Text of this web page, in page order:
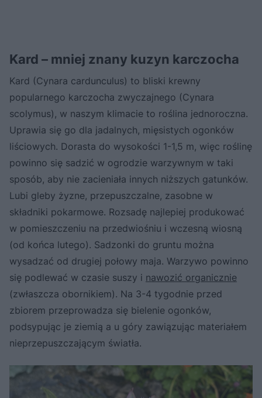
Kard – mniej znany kuzyn karczocha
Kard (Cynara cardunculus) to bliski krewny
popularnego karczocha zwyczajnego (Cynara
scolymus), w naszym klimacie to roślina jednoroczna.
Uprawia się go dla jadalnych, mięsistych ogonków
liściowych. Dorasta do wysokości 1-1,5 m, więc roślinę
powinno się sadzić w ogrodzie warzywnym w taki
sposób, aby nie zacieniała innych niższych gatunków.
Lubi gleby żyzne, przepuszczalne, zasobne w
składniki pokarmowe. Rozsadę najlepiej produkować
w pomieszczeniu na przedwiośniu i wczesną wiosną
(od końca lutego). Sadzonki do gruntu można
wysadzać od drugiej połowy maja. Warzywo powinno
się podlewać w czasie suszy i nawozić organicznie
(zwłaszcza obornikiem). Na 3-4 tygodnie przed
zbiorem przeprowadza się bielenie ogonków,
podsypując je ziemią a u góry zawiązując materiałem
nieprzepuszczającym światła.